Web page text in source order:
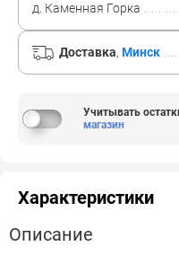
д. Каменная Горка
Доставка, Минск
Учитывать
магазин
Характеристики
Описание